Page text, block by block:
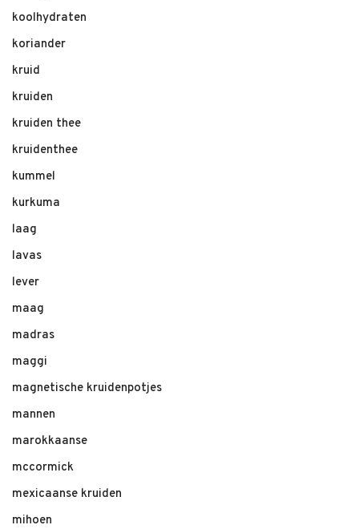
koolhydraten
koriander
kruid
kruiden
kruiden thee
kruidenthee
kummel
kurkuma
laag
lavas
lever
maag
madras
maggi
magnetische kruidenpotjes
mannen
marokkaanse
mccormick
mexicaanse kruiden
mihoen